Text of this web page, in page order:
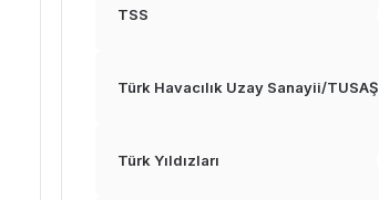
TSS
Türk Havacılık Uzay Sanayii/TUSAŞ
Türk Yıldızları